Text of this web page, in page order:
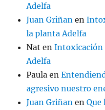
Adelfa
Juan Griñan en
la planta Adelfa
Nat enIntoxicación
Adelfa
Paula en
agresivo nuestro
Juan Griñan enQue